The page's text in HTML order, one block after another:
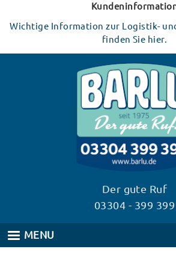
Inhalt
Wichtige Information zur Logistik-
finden Sie hier.
Der gute Ruf
03304 - 399 399
MENU